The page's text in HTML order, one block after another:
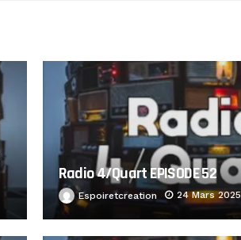
Radio 4/Quart EPISODE 52
Espoiretcreation 24 Mars 2025